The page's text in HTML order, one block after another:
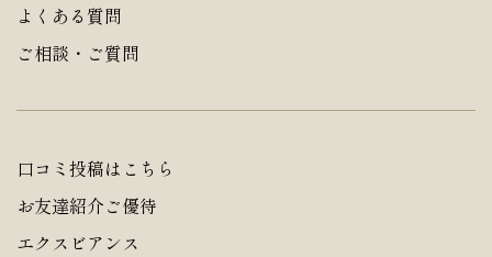
よくある質問
ご相談・ご質問
口コミ投稿はこちら
お友達紹介ご優待
エクスビアンス